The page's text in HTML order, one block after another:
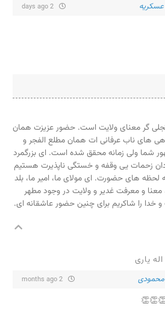
عسکریه
گر معنای ولایت است. حضور عزیزت همان
های ناب عرفانی ات همان مطلع الفجر و
شما ولی زمانه محقق شده است. ای بزرگمرد
زحمات یی وقفه و خستگی ناپذیرت هستیم
لحظه های حضورت. ای مولای ما، امیر ما، بلد
معنا و معرفت غدیر و ولایت در وجود مطهر
را شاکریم برای چنین حضور عاشقانه ای.
یاری